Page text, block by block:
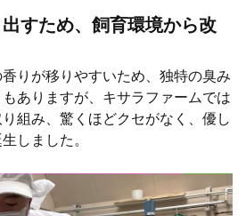
すため、飼育環境から改
りが移りやすいため、独特の臭み
ありますが、キサラファームでは
組み、驚くほどクセがなく、優し
しました。